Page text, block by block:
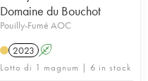
Domaine du Bouchot
Pouilly-Fumé AOC
2023 A
Lotto di 1 magnum | 6 in stock